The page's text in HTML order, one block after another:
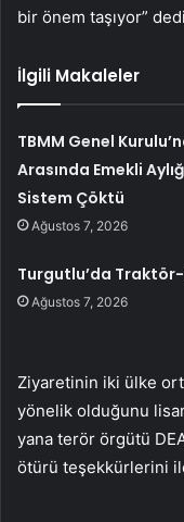
bir önem taşıyor”
İlgili Makaleler
TBMM Genel
Arasında Emekli
Sistem Çöktü
Ağustos 7, 2026
Turgutlu’da
Ağustos 7, 2026
Ziyaretinin iki ülke
yönelik olduğunu
yana terör örgütü
ötürü teşekkürlerini